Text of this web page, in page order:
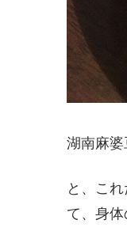
湖南麻婆
と、こ
て、身